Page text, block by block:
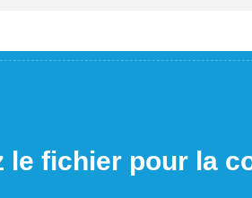
le fichier pour la